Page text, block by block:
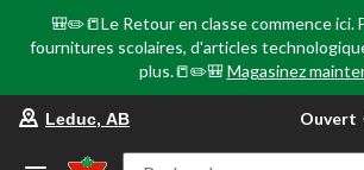
🎒✏️📒Le Retour en classe commence ici.
fournitures scolaires, d'articles
plus.📒✏️🎒 Magasinez
votre
préféré
Leduc, AB Ouvert